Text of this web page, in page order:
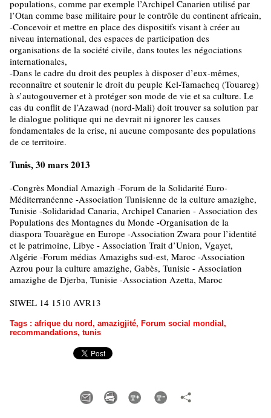
populations, comme par exemple l’Archipel Canarien utilisé par
l’Otan comme base militaire pour le contrôle du continent africain,
-Concevoir et mettre en place des dispositifs visant à créer au
niveau international, des espaces de participation des
organisations de la société civile, dans toutes les négociations
internationales,
-Dans le cadre du droit des peuples à disposer d’eux-mêmes,
reconnaître et soutenir le droit du peuple Kel-Tamacheq (Touareg)
à s’autogouverner et à protéger son mode de vie et sa culture. Le
cas du conflit de l’Azawad (nord-Mali) doit trouver sa solution par
le dialogue politique qui ne devrait ni ignorer les causes
fondamentales de la crise, ni aucune composante des populations
de ce territoire.
Tunis, 30 mars 2013
-Congrès Mondial Amazigh -Forum de la Solidarité Euro-
Méditerranéenne -Association Tunisienne de la culture amazighe,
Tunisie -Solidaridad Canaria, Archipel Canarien - Association des
Populations des Montagnes du Monde -Organisation de la
diaspora Touarègue en Europe -Association Zwara pour l’identité
et le patrimoine, Libye - Association Trait d’Union, Vgayet,
Algérie -Forum médias Amazighs sud-est, Maroc -Association
Azrou pour la culture amazighe, Gabès, Tunisie - Association
amazighe de Djerba, Tunisie -Association Azetta, Maroc
SIWEL 14 1510 AVR13
Tags : afrique du nord, amazigjité, Forum social mondial ,
recommandations, tunis